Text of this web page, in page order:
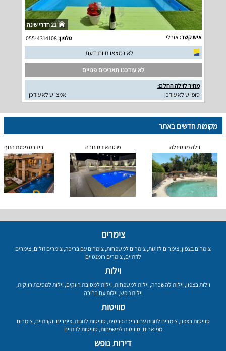
21 חדרי שינה
איש קשר: אורלי טלפון:055-4314108
לא נמצאו חוות דעת
לא עודכנו תאריכים פנויים
מחיר לוילה החל מ:
סופ"ש לא עודכן
אמצ"ש לא עודכן
מקומות חדשים באתר
וילה מרטינלה פנטהאוז סונורה ריזורט פסגת הנוף
צימרים
צימרים בצפון, צימרים לזוגות, צימרים למשפחות, צימרים עם בריכה, צימרים זולים, צימרים
לדתיים,צימרים רומנטיים
וילות
וילות בצפון, וילות להשכרה, וילות למשפחות, וילות למסיבת רווקים, וילות למסיבת רווקות,
וילות נופש, וילות עם בריכה
סוויטות
סוויטות בצפון,צימרים לזוגות עם בריכה פרטית,סוויטות לזוגות,צימרים יוקרתיים,צימרים
מפוארים,סוויטות למשפחות,סוויטות לדתיים
דירות נופש